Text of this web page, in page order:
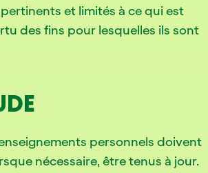
et limités à ce qui est
des fins pour lesquelles ils sont
personnels doivent
nécessaire, être tenus à jour.